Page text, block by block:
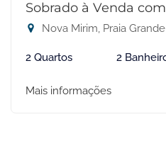
Sobrado à Venda
Nova Mirim, Praia
2 Quartos 2
Mais informações